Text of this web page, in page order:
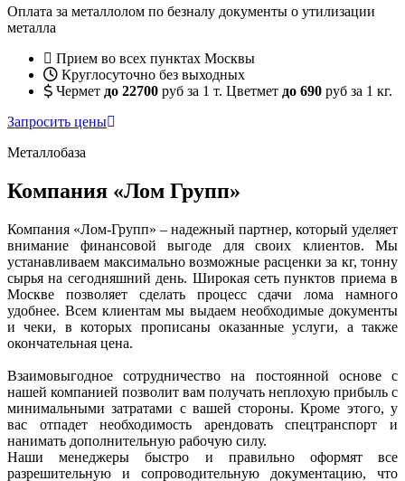
Оплата за металлолом по безналу документы о утилизации
металла
Прием во всех пунктах Москвы
Круглосуточно без выходных
Чермет до 22700 руб за 1 т. Цветмет до 690 руб за 1 кг.
Запросить цены
Металлобаза
Компания «Лом Групп»
Компания «Лом-Групп» – надежный партнер, который уделяет
внимание финансовой выгоде для своих клиентов. Мы
устанавливаем максимально возможные расценки за кг, тонну
сырья на сегодняшний день. Широкая сеть пунктов приема в
Москве позволяет сделать процесс сдачи лома намного
удобнее. Всем клиентам мы выдаем необходимые документы
и чеки, в которых прописаны оказанные услуги, а также
окончательная цена.
Взаимовыгодное сотрудничество на постоянной основе с
нашей компанией позволит вам получать неплохую прибыль с
минимальными затратами с вашей стороны. Кроме этого, у
вас отпадет необходимость арендовать спецтранспорт и
нанимать дополнительную рабочую силу.
Наши менеджеры быстро и правильно оформят все
разрешительную и сопроводительную документацию, что